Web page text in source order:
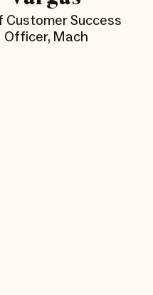
Customer Success
Officer, Mach